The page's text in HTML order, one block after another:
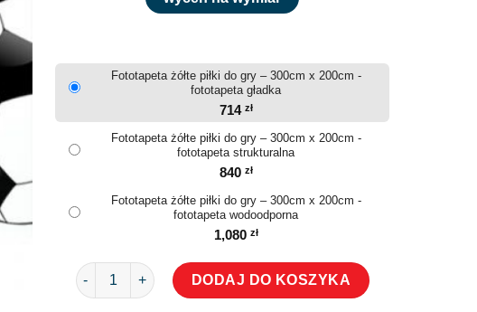
Fototapeta żółte piłki do gry – 300cm x 200cm -
fototapeta gładka
714 zł
Fototapeta żółte piłki do gry – 300cm x 200cm -
fototapeta strukturalna
840 zł
Fototapeta żółte piłki do gry – 300cm x 200cm -
fototapeta wodoodporna
1,080 zł
ilość Fototapeta żółte piłki do gry
DODAJ DO KOSZYKA